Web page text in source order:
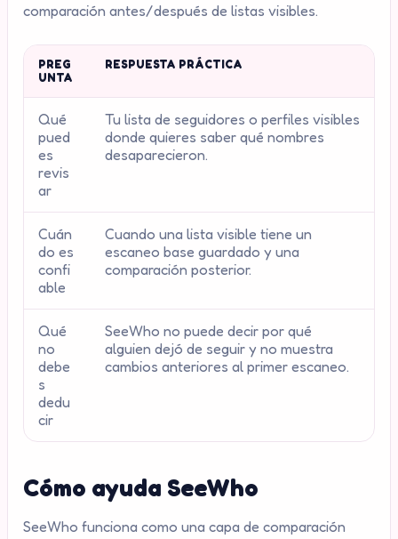
comparación antes/después de listas visibles.
PREG
UNTA
RESPUESTA PRÁCTICA
Qué
pued
es
revis
ar
Tu lista de seguidores o perfiles visibles
donde quieres saber qué nombres
desaparecieron.
Cuán
do es
confi
able
Cuando una lista visible tiene un
escaneo base guardado y una
comparación posterior.
Qué
no
debe
s
dedu
cir
SeeWho no puede decir por qué
alguien dejó de seguir y no muestra
cambios anteriores al primer escaneo.
Cómo ayuda SeeWho
SeeWho funciona como una capa de comparación